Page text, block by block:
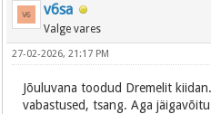
v6sa
Valge vares
27-02-2026, 21:17 PM
Jõuluvana toodud Dremelit
vabastused, tsang. Aga